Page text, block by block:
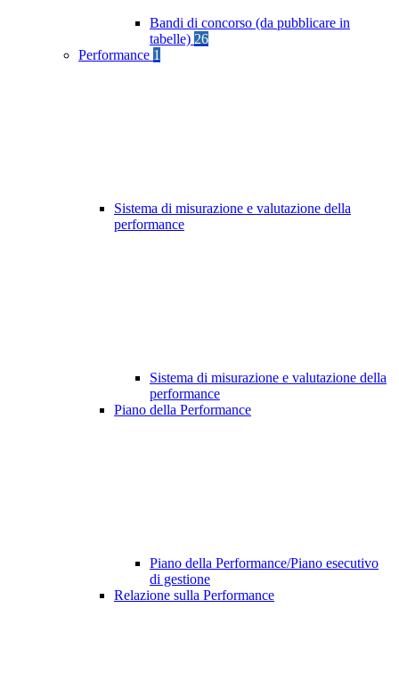
Bandi di concorso (da pubblicare in
tabelle) 26
Performance 1
Sistema di misurazione e valutazione della
performance
Sistema di misurazione e valutazione della
performance
Piano della Performance
Piano della Performance/Piano esecutivo
di gestione
Relazione sulla Performance